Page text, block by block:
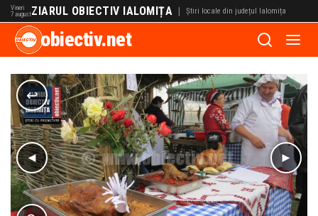
Vineri
7 augustZIARUL OBIECTIV IALOMIȚA | Știri locale din județul Ialomița
obiectiv.net